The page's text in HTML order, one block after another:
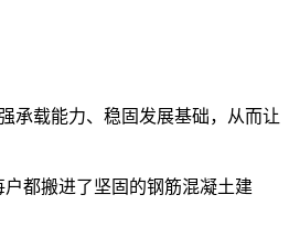
承载能力、稳固发展基础，从而让
都搬进了坚固的钢筋混凝土建